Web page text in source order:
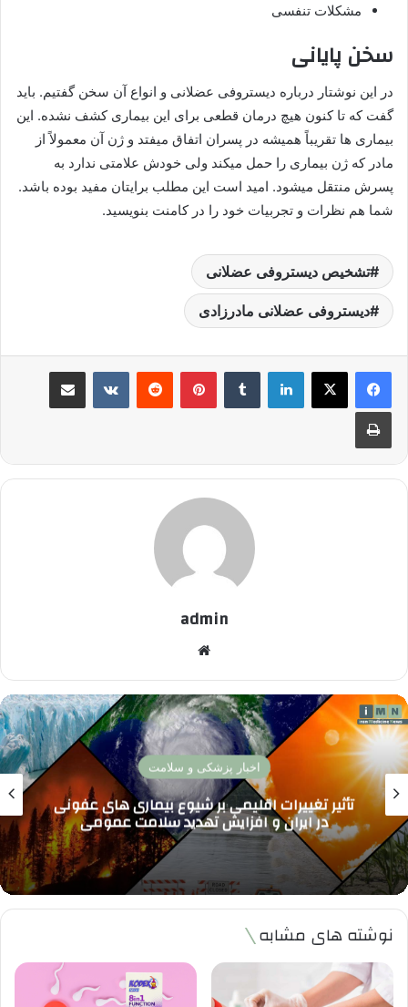
مشکلات تنفسی
سخن پایانی
در این نوشتار درباره دیستروفی عضلانی و انواع آن سخن گفتیم. باید
گفت که تا کنون هیچ درمان قطعی برای این بیماری کشف نشده. این
بیماری ها تقریباً همیشه در پسران اتفاق میفتد و ژن آن معمولاً از
مادر که ژن بیماری را حمل میکند ولی خودش علامتی ندارد به
پسرش منتقل میشود. امید است این مطلب برایتان مفید بوده باشد.
شما هم نظرات و تجربیات خود را در کامنت بنویسید.
تشخیص دیستروفی عضلانی
دیستروفی عضلانی مادرزادی
لینکدین ‫تامبلر پینترست‫رددیت ‫VKontakteاشتراک گذاری از طریق ایمیل
چاپ
admin
پزشکی تخصصی
واکسن آنفلوآنزا 1404 کدام بهتر است؟ بررسی
جدیدترین واکسن ها و مقایسه اثربخشی برای
پیشگیری موثر
نوشته های مشابه